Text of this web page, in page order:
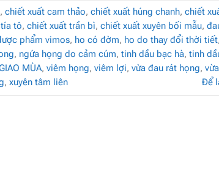
, chiết xuất cam thảo, chiết xuất húng chanh, chiết
tô, chiết xuất trần bì, chiết xuất xuyên bối mẫu,
phẩm vimos, ho có đờm, ho do thay đổi thời tiết,
, ngứa họng do cảm cúm, tinh dầu bạc hà, tinh
MÙA, viêm họng, viêm lợi, vừa đau rát họng,
, xuyên tâm liên Để